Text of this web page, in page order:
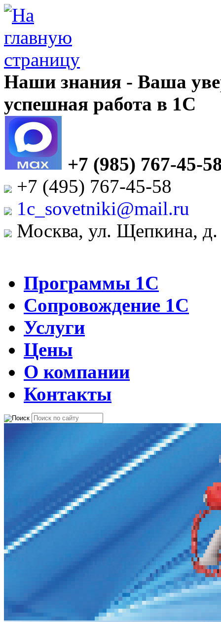
Наши знания - Ваша
успешная работа в 1С
+7 (985) 767-45-
+7 (495) 767-45-58
1c_sovetniki@mail.ru
Москва, ул. Щепкина,
Программы 1С
Сопровождение 1С
Услуги
Цены
О компании
Контакты